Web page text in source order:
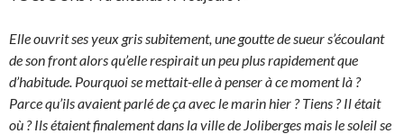
Elle ouvrit ses yeux gris subitement, une goutte de sueur s’écoulant
de son front alors qu’elle respirait un peu plus rapidement que
d’habitude. Pourquoi se mettait-elle à penser à ce moment là ?
Parce qu’ils avaient parlé de ça avec le marin hier ? Tiens ? Il était
où ? Ils étaient finalement dans la ville de Joliberges mais le soleil se